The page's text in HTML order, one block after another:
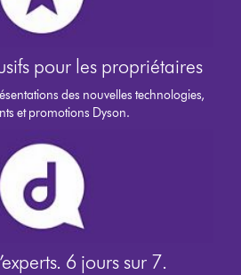
pour les propriétaires
des nouvelles technologies,
et promotions Dyson.
6 jours sur 7.